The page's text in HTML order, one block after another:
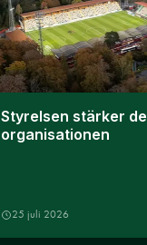
Styrelsen stärker
organisationen
25 juli 2026